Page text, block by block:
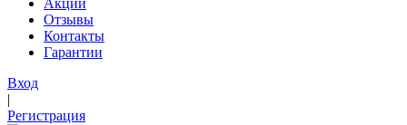
Акции
Отзывы
Контакты
Гарантии
Вход
|
Регистрация